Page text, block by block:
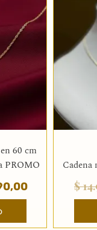
60 cm
PROMO
es:
$ 28.990,00.
$